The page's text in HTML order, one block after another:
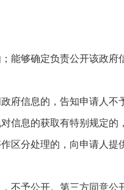
能够确定负责公开该政
府信息的，告知申请人不
息的获取有特别规定的
区分处理的，向申请人
不予公开。第三方同意